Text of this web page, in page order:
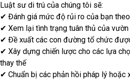
Luật sư di trú của chúng tôi sẽ:
✔ Đánh giá mức độ rủi ro của bạn
✔ Xem lại tình trạng tuân thủ của
✔ Đề xuất các con đường tổ chức
✔ Xây dựng chiến lược cho các lựa
thay thế
✔ Chuẩn bị các phản hồi pháp lý hoặc